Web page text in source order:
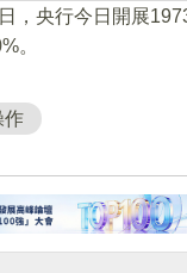
，央行今日開展
。
作